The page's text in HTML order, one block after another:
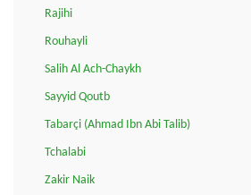
Rajihi
Rouhayli
Salih Al Ach-Chaykh
Sayyid Qoutb
Tabarçi (Ahmad Ibn Abi Talib)
Tchalabi
Zakir Naik